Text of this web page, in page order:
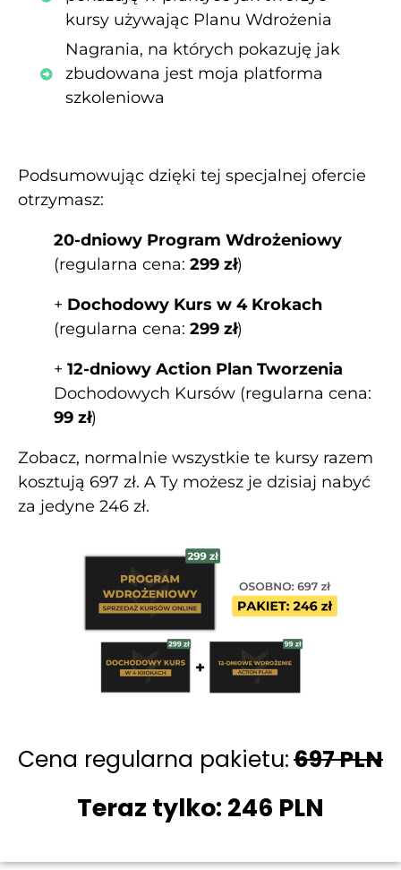
kursy używając Planu Wdrożenia
Nagrania, na których pokazuję jak
zbudowana jest moja platforma
szkoleniowa
Podsumowując dzięki tej specjalnej ofercie
otrzymasz:
20-dniowy Program Wdrożeniowy
(regularna cena: 299 zł)
+ Dochodowy Kurs w 4 Krokach
(regularna cena: 299 zł)
+ 12-dniowy Action Plan Tworzenia
Dochodowych Kursów (regularna cena:
99 zł)
Zobacz, normalnie wszystkie te kursy razem
kosztują 697 zł. A Ty możesz je dzisiaj nabyć
za jedyne 246 zł.
Cena regularna pakietu:697 PLN
Teraz tylko: 246 PLN